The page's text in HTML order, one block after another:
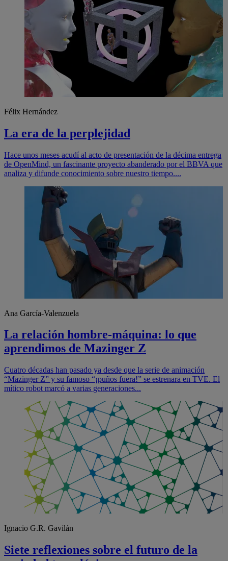
Félix Hernández
La era de la perplejidad
Hace unos meses acudí al acto de presentación de la décima entrega
de OpenMind, un fascinante proyecto abanderado por el BBVA que
analiza y difunde conocimiento sobre nuestro tiempo....
Ana García-Valenzuela
La relación hombre-máquina: lo que
aprendimos de Mazinger Z
Cuatro décadas han pasado ya desde que la serie de animación
“Mazinger Z” y su famoso “¡puños fuera!” se estrenara en TVE. El
mítico robot marcó a varias generaciones...
Ignacio G.R. Gavilán
Siete reflexiones sobre el futuro de la